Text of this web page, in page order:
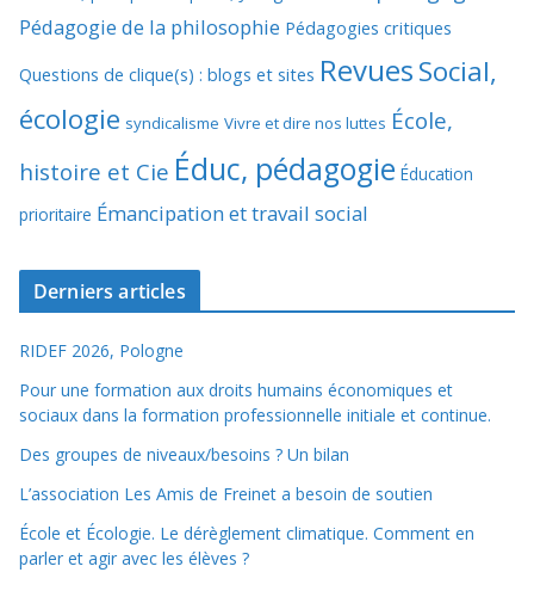
Pédagogie de la philosophie Pédagogies critiques
Questions de clique(s) : blogs et sites RevuesSocial,
écologie syndicalisme Vivre et dire nos luttes École,
histoire et Cie Éduc, pédagogie Éducation
prioritaire Émancipation et travail social
Derniers articles
RIDEF 2026, Pologne
Pour une formation aux droits humains économiques et
sociaux dans la formation professionnelle initiale et continue.
Des groupes de niveaux/besoins ? Un bilan
L’association Les Amis de Freinet a besoin de soutien
École et Écologie. Le dérèglement climatique. Comment en
parler et agir avec les élèves ?